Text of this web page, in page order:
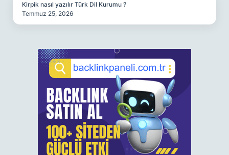
Kirpik nasıl yazılır Türk Dil Kurumu ?
Temmuz 25, 2026